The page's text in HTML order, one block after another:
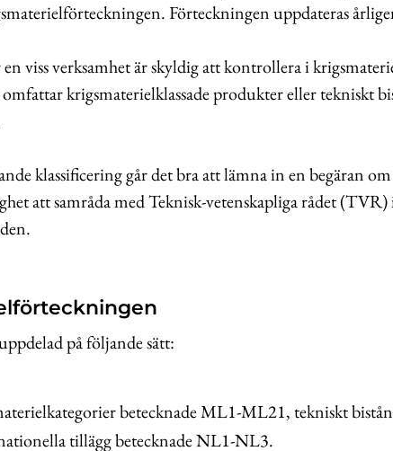
Förteckningen uppdateras
viss verksamhet är skyldig att kontrollera i
krigsmaterielklassade produkter eller tekniskt
klassificering går det bra att lämna in en begäran
att samråda med Teknisk-vetenskapliga rådet (TVR)
på följande sätt:
betecknade ML1-ML21, tekniskt
tillägg betecknade NL1-NL3.